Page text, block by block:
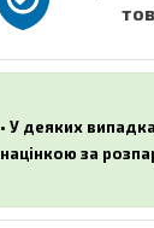
• У деяких
націнкою за